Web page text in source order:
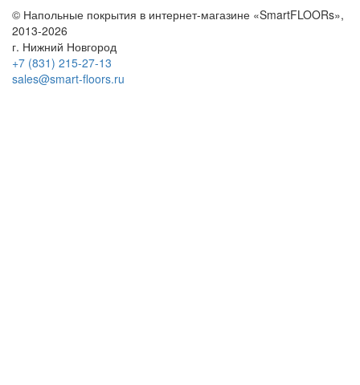
© Напольные покрытия в интернет-магазине «SmartFLOORs»,
2013-2026
г. Нижний Новгород
+7 (831) 215-27-13
sales@smart-floors.ru